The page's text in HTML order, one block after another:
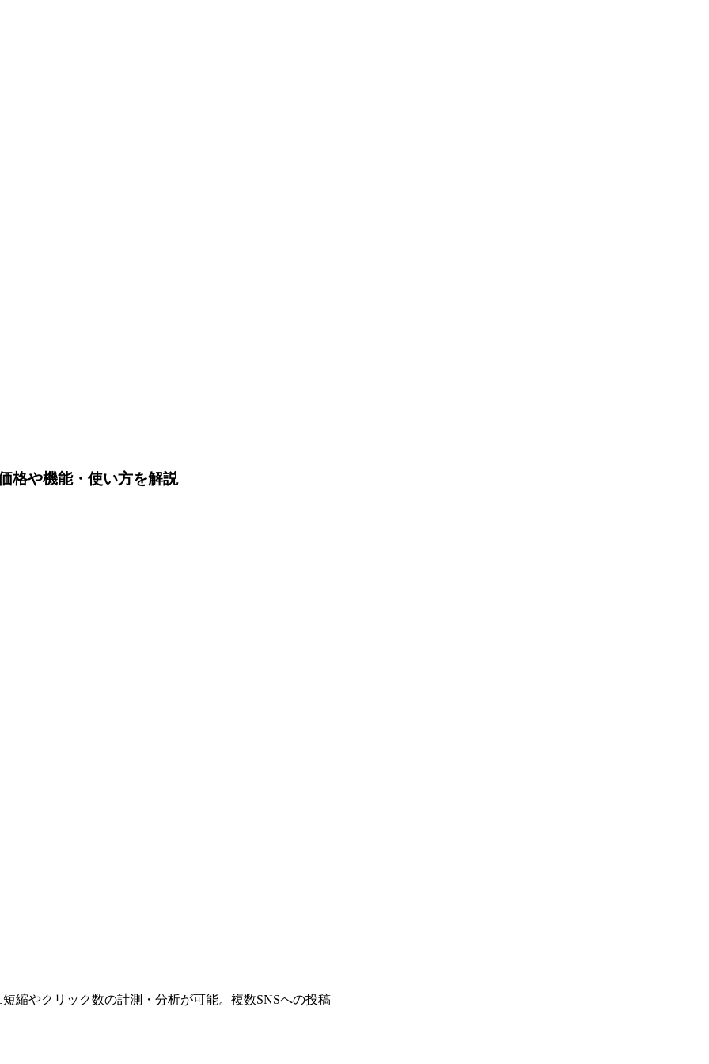
格や機能・使い方を解説
縮やクリック数の計測・分析が可能。複数SNSへの投稿